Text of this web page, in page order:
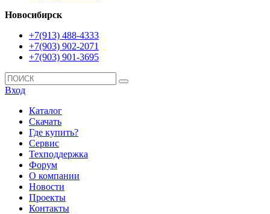
Новосибирск
+7(913) 488-4333
+7(903) 902-2071
+7(903) 901-3695
Вход
Каталог
Скачать
Где купить?
Сервис
Техподдержка
Форум
О компании
Новости
Проекты
Контакты